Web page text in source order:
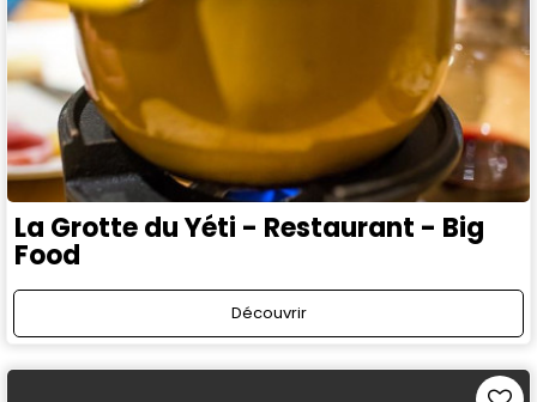
La Grotte du Yéti - Restaurant - Big
Food
Découvrir